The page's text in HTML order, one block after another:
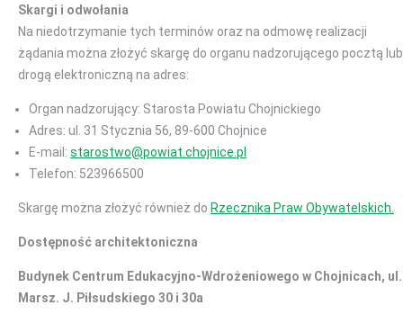
Skargi i odwołania
Na niedotrzymanie tych terminów oraz na odmowę realizacji
żądania można złożyć skargę do organu nadzorującego pocztą lub
drogą elektroniczną na adres:
Organ nadzorujący: Starosta Powiatu Chojnickiego
Adres: ul. 31 Stycznia 56, 89-600 Chojnice
E-mail: starostwo@powiat.chojnice.pl
Telefon: 523966500
Skargę można złożyć również do Rzecznika Praw Obywatelskich.
Dostępność architektoniczna
Budynek Centrum Edukacyjno-Wdrożeniowego w Chojnicach, ul.
Marsz. J. Piłsudskiego 30 i 30a